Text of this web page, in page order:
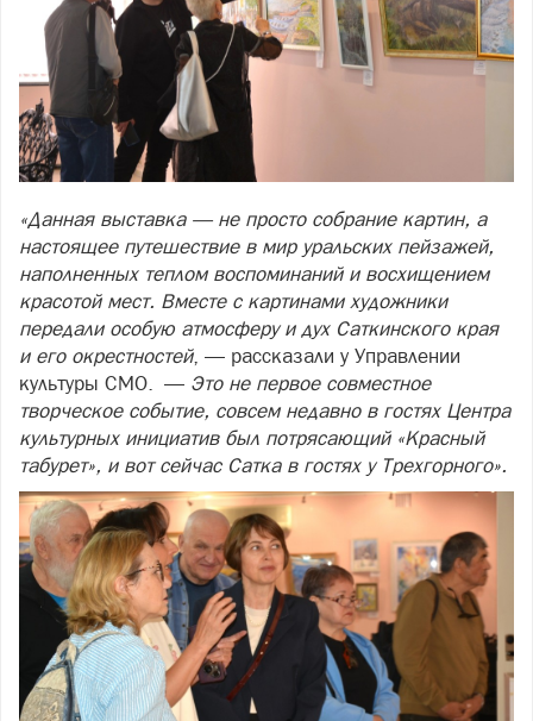
«Данная выставка — не просто собрание картин, а
настоящее путешествие в мир уральских пейзажей,
наполненных теплом воспоминаний и восхищением
красотой мест. Вместе с картинами художники
передали особую атмосферу и дух Саткинского края
и его окрестностей, — рассказали у Управлении
культуры СМО. — Это не первое совместное
творческое событие, совсем недавно в гостях Центра
культурных инициатив был потрясающий «Красный
табурет», и вот сейчас Сатка в гостях у Трехгорного».